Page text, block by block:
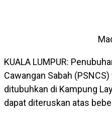
KUALA LUMPUR:
Cawangan Sabah
ditubuhkan di Kampung
dapat diteruskan atas